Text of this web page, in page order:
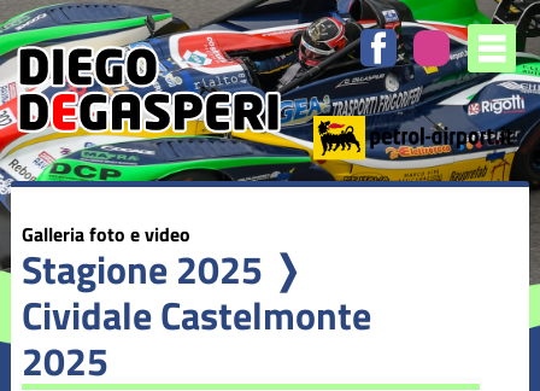
Galleria foto e video
Stagione 2025 ❭
Cividale Castelmonte
2025
1
/
8
-
start
2
/
8
-
Tornante
3
/
8
-
spumante
a
go
go
4
/
8
-
Podio
2025
5
/
8
-
gioia
immensa
6
/
8
-
festeggiamenti
7
/
8
-
coppa
scuderie
8
/
8
-
cividale